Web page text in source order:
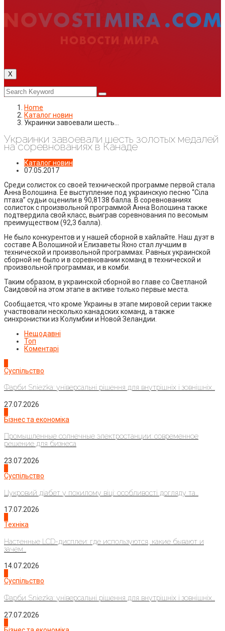
X
Home
Каталог новин
Украинки завоевали шесть…
Украинки завоевали шесть золотых медалей
на соревнованиях в Канаде
Каталог новин
07.05.2017
Среди солисток со своей технической программе первой стала
Анна Волошина. Ее выступление под украинскую песню “Сіла
птаха” судьи оценили в 90,8138 балла. В соревнованиях
солисток с произвольной программой Анна Волошина также
подтвердила свой класс, выиграв соревнования по весомым
преимуществом (92,3 балла).
Не было конкурентов и у нашей сборной в хайлайте. Наш дуэт в
составе А.Волошиной и Елизаветы Яхно стал лучшим в
технической и произвольной программах. Равных украинской
сборной не было и в соревновании команд в технической и
произвольной программах, и в комби.
Таким образом, в украинской сборной во главе со Светланой
Саидовой на этом этапе в активе только первые места.
Сообщается, что кроме Украины в этапе мировой серии также
участвовали несколько канадских команд, а также
синхронистки из Колумбии и Новой Зеландии.
Нещодавні
Топ
Коментарі
Суспільство
Фарби Sniezka: універсальні рішення для внутрішніх і зовнішніх...
27.07.2026
Бізнес та економіка
Промышленные солнечные электростанции: современное
решение для бизнеса
23.07.2026
Суспільство
Цукровий діабет у похилому віці: особливості догляду та...
17.07.2026
Техніка
Настенные LCD-дисплеи: где используются, какие бывают и
зачем...
14.07.2026
Суспільство
Фарби Sniezka: універсальні рішення для внутрішніх і зовнішніх...
27.07.2026